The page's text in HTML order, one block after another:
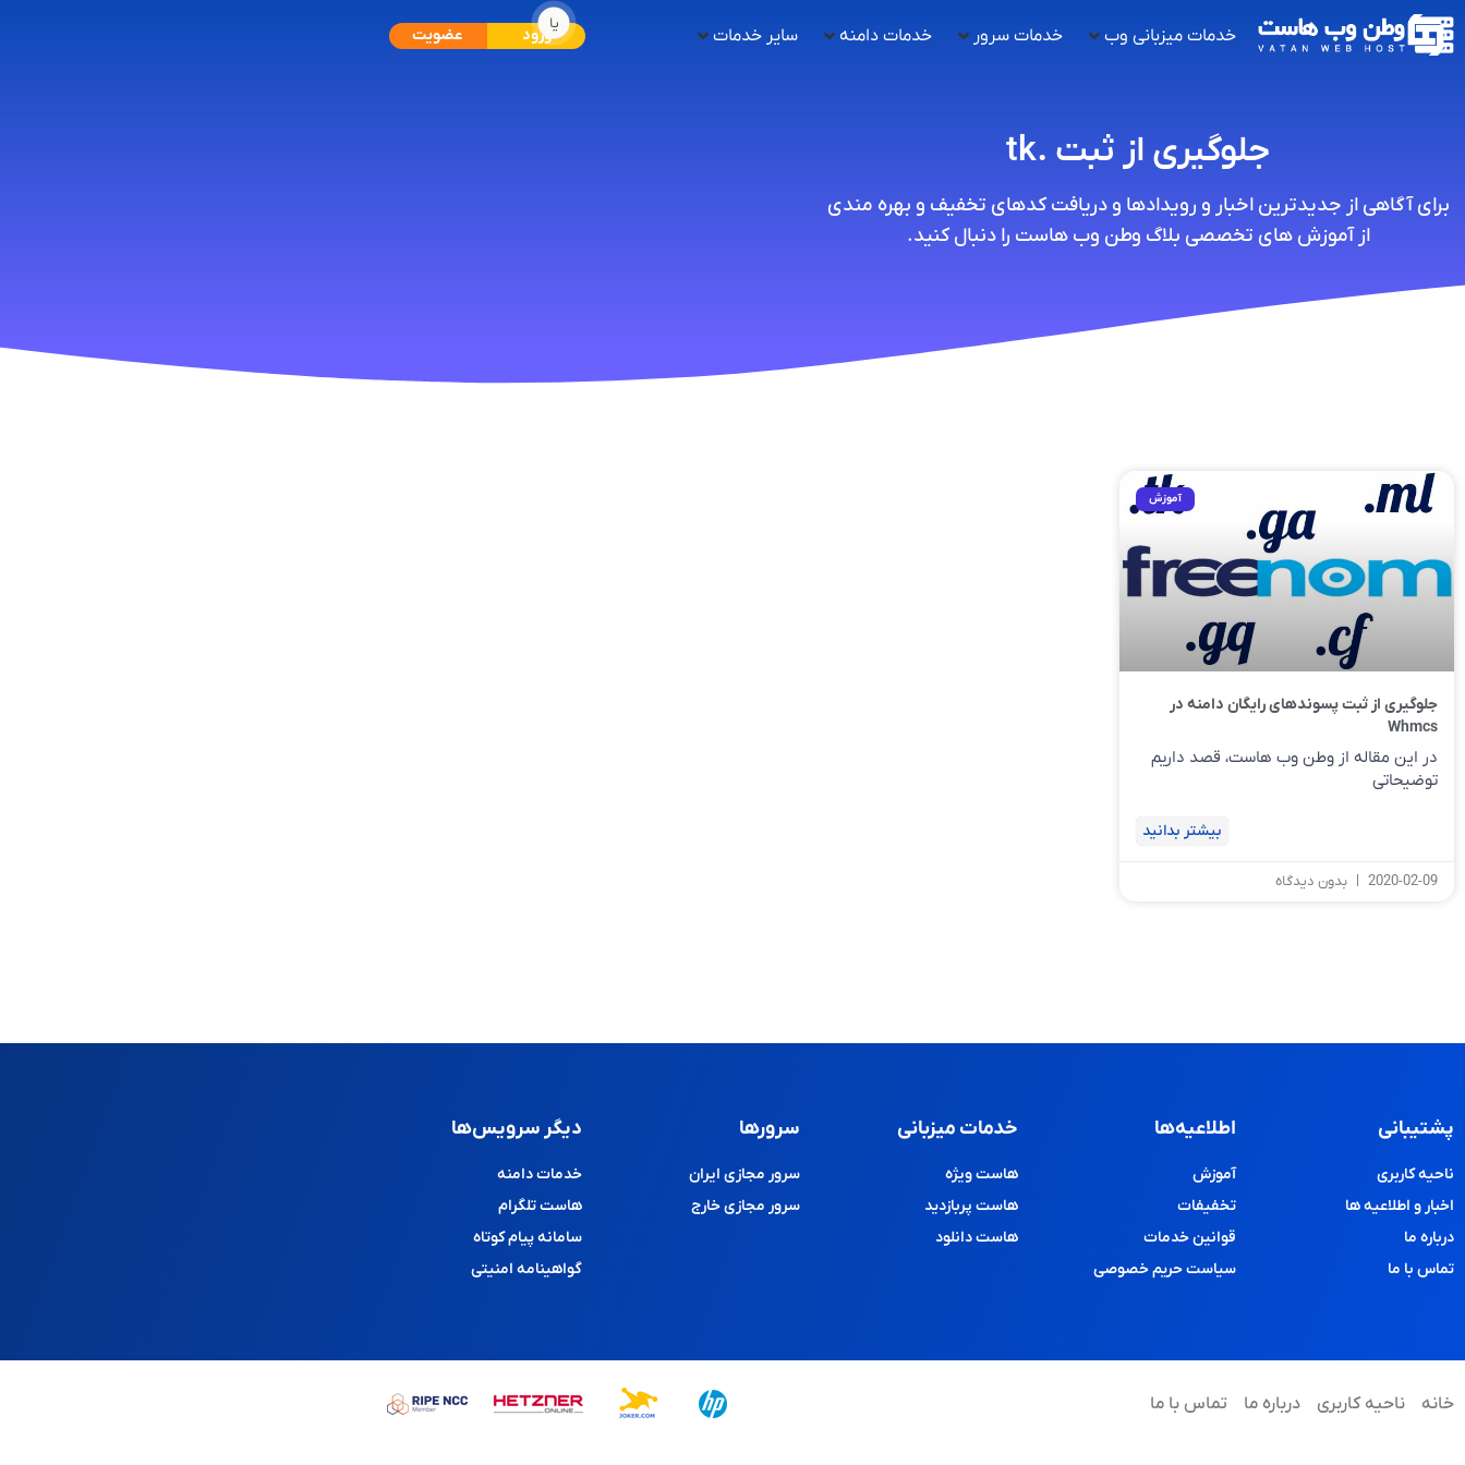
خدمات میزبانی وب خدمات سرور خدمات دامنه سایر خدمات ورود
یا
عضویت
جلوگیری از ثبت .tk
برای آگاهی از جدیدترین اخبار و رویدادها و دریافت کدهای تخفیف و بهره مندی
از آموزش های تخصصی بلاگ وطن وب هاست را دنبال کنید.
آموزش
جلوگیری از ثبت پسوندهای رایگان دامنه در
Whmcs
در این مقاله از وطن وب هاست، قصد داریم
توضیحاتی
بیشتر بدانید
2020-02-09 بدون دیدگاه
پشتیبانی
ناحیه کاربری
اخبار و اطلاعیه ها
درباره ما
تماس با ما
اطلاعیه‌ها
آموزش
تخفیفات
قوانین خدمات
سیاست حریم خصوصی
خدمات میزبانی
هاست ویژه
هاست پربازدید
هاست دانلود
سرورها
سرور مجازی ایران
سرور مجازی خارج
دیگر سرویس‌ها
خدمات دامنه
هاست تلگرام
سامانه پیام کوتاه
گواهینامه امنیتی
خانه ناحیه کاربری درباره ما تماس با ما